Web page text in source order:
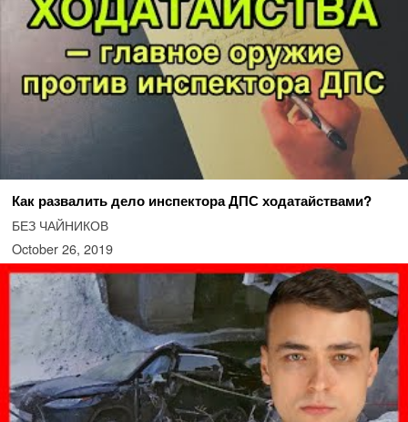
Как развалить дело инспектора ДПС ходатайствами?
БЕЗ ЧАЙНИКОВ
October 26, 2019